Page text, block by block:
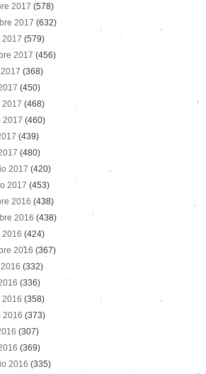
2017 (578)
2017 (632)
2017 (579)
2017 (456)
(368)
(450)
2017 (468)
2017 (460)
(439)
(480)
2017 (420)
2017 (453)
2016 (438)
2016 (438)
2016 (424)
2016 (367)
(332)
(336)
2016 (358)
2016 (373)
(307)
(369)
2016 (335)